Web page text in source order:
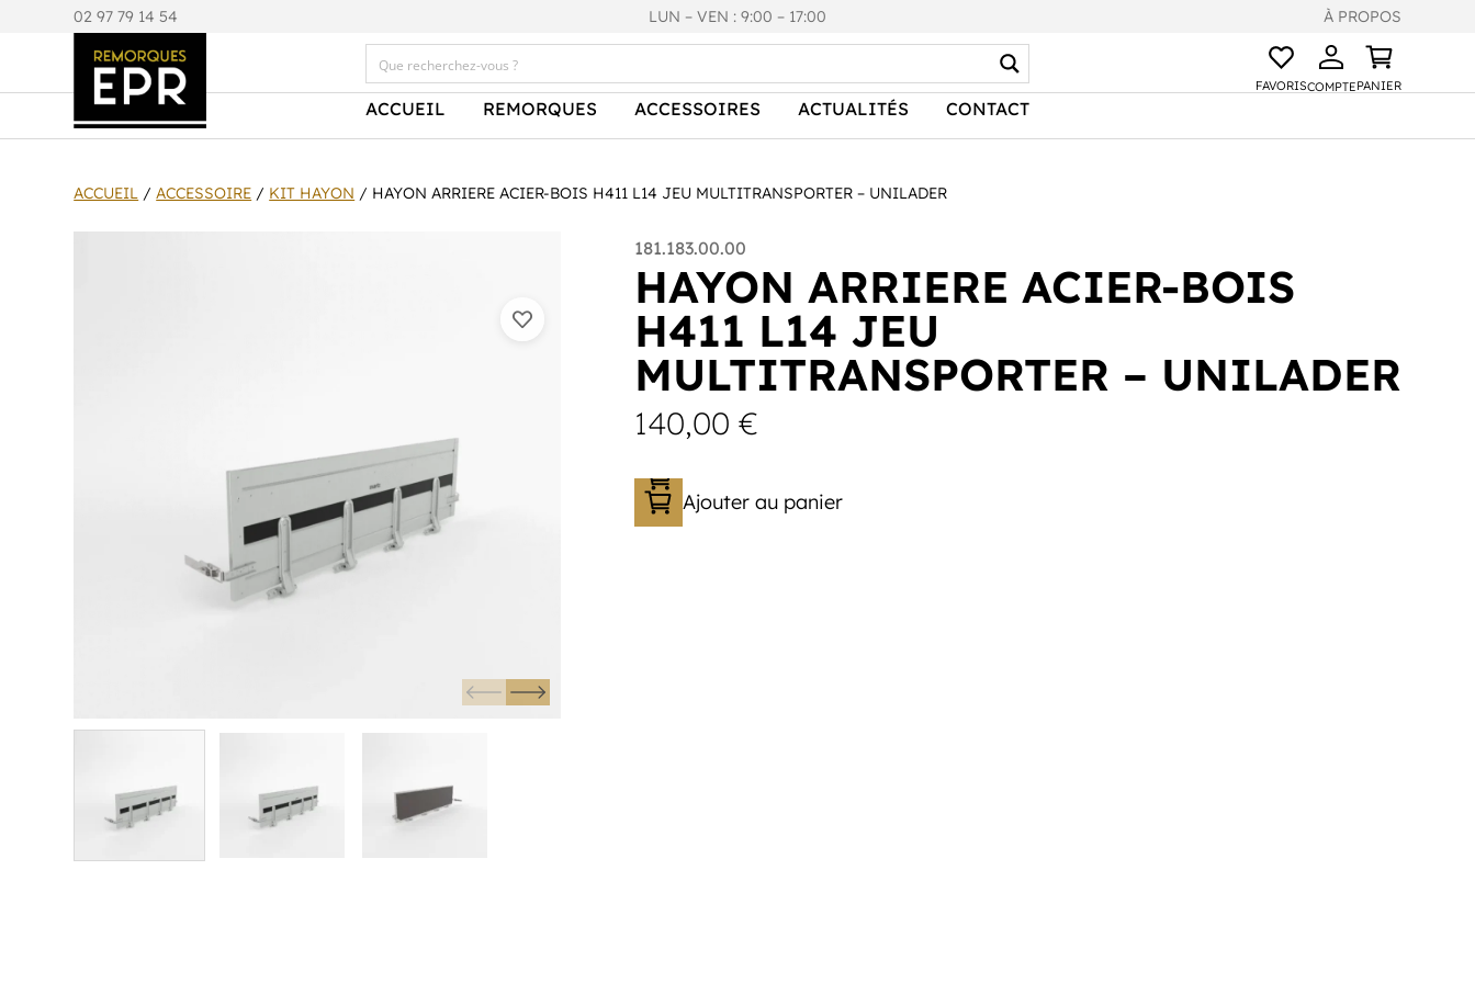
02 97 79 14 54 LUN – VEN : 9:00 – 17:00 À PROPOS
ACCUEIL REMORQUES ACCESSOIRES ACTUALITÉS CONTACT
FAVORISCOMPTEPANIER
ACCUEIL /ACCESSOIRE / KIT HAYON / HAYON ARRIERE ACIER-BOIS H411 L14 JEU MULTITRANSPORTER – UNILADER
181.183.00.00
HAYON ARRIERE ACIER-BOIS
H411 L14 JEU
MULTITRANSPORTER – UNILADER
140,00 €
Ajouter au panier